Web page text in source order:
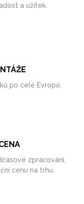
a užitek.
po celé Evropě.
zpracování,
cenu na trhu.